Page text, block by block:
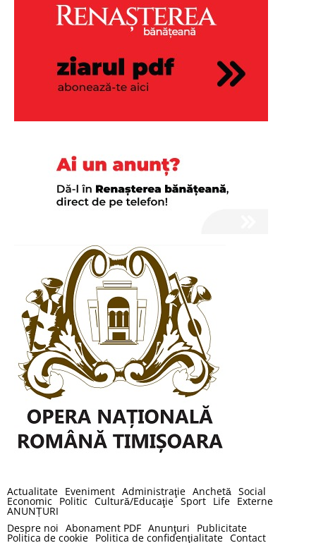
Actualitate Eveniment Administraţie Anchetă Social
Economic Politic Cultură/Educaţie Sport Life Externe
ANUNȚURI
Despre noi Abonament PDF Anunţuri Publicitate
Politica de cookie Politica de confidenţialitate Contact